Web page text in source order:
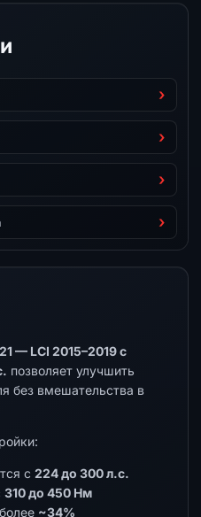
— LCI 2015–2019 с
позволяет улучшить
без вмешательства в
с 224 до 300 л.с.
310 до 450 Нм
~34%